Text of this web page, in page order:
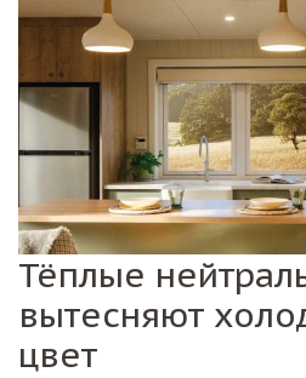
Тёплые
вытесняют
цвет